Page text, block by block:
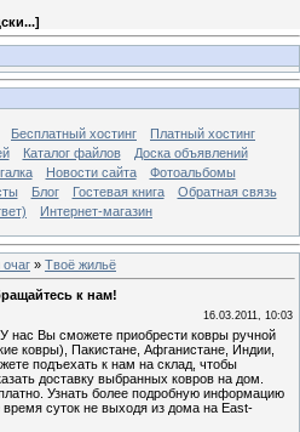
]
Бесплатный хостинг
Платный хостинг
Каталог файлов
Доска объявлений
Новости сайта
Фотоальбомы
Блог Гостевая книга
Обратная связь
Интернет-магазин
» Твоё жильё
к нам!
16.03.2011, 10:03
нас Вы сможете приобрести ковры ручной
ковры), Пакистане, Афганистане, Индии,
подъехать к нам на склад, чтобы
доставку выбранных ковров на дом.
Узнать более подробную информацию
суток не выходя из дома на East-